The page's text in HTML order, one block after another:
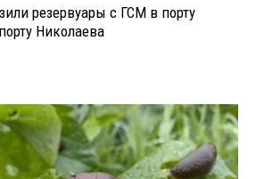
резервуары с ГСМ в порту
Николаева